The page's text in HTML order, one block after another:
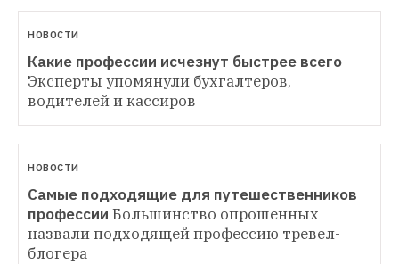
НОВОСТИ
Какие профессии исчезнут быстрее всего
Эксперты упомянули бухгалтеров,
водителей и кассиров
НОВОСТИ
Самые подходящие для путешественников
профессии Большинство опрошенных
назвали подходящей профессию тревел-
блогера